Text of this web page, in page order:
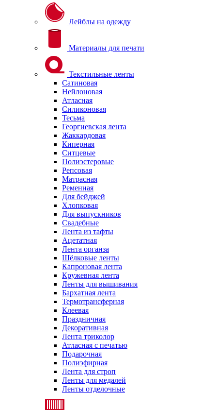
Лейблы на одежду
Материалы для печати
Текстильные ленты
Сатиновая
Нейлоновая
Атласная
Силиконовая
Тесьма
Георгиевская лента
Жаккардовая
Киперная
Ситцевые
Полиэстеровые
Репсовая
Матрасная
Ременная
Для бейджей
Хлопковая
Для выпускников
Свадебные
Лента из тафты
Ацетатная
Лента органза
Шёлковые ленты
Капроновая лента
Кружевная лента
Ленты для вышивания
Бархатная лента
Термотрансферная
Клеевая
Праздничная
Декоративная
Лента триколор
Атласная с печатью
Подарочная
Полиэфирная
Лента для строп
Ленты для медалей
Ленты отделочные